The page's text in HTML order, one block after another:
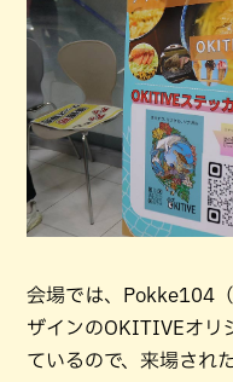
会場では、Pokke104
ザインのOKITIVEオリ
ているので、来場され